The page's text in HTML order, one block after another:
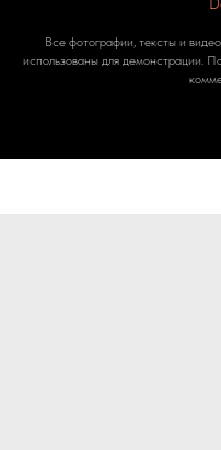
Все фотографии, тексты и
использованы для демонстрации.